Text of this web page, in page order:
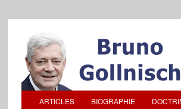
ARTICLES BIOGRAPHIE